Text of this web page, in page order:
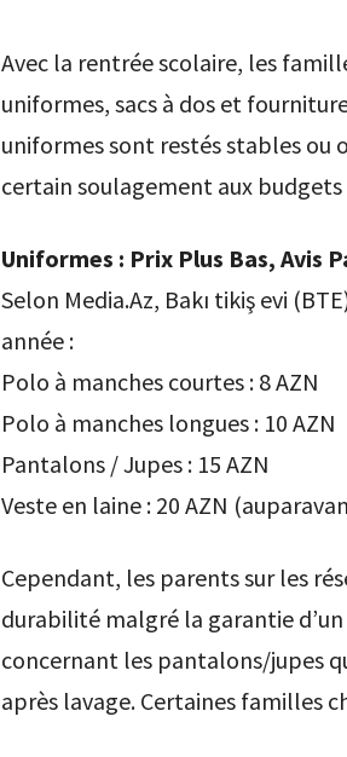
Avec la rentrée scolaire, les
uniformes, sacs à dos et
uniformes sont restés stables ou
certain soulagement aux
Uniformes : Prix Plus Bas, Avis
Selon Media.Az, Bakı tikiş evi
année :
Polo à manches courtes : 8 AZN
Polo à manches longues : 10 AZN
Pantalons / Jupes : 15 AZN
Veste en laine : 20 AZN
Cependant, les parents sur les
durabilité malgré la garantie
concernant les pantalons/jupes
après lavage. Certaines familles